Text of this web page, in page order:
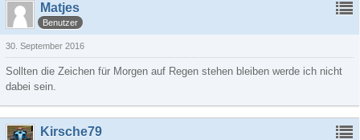
Matjes
Benutzer
30. September 2016
Sollten die Zeichen für Morgen auf Regen stehen bleiben werde ich nicht
dabei sein.
Kirsche79